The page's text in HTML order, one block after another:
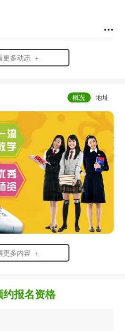
更多动态 +
更多内容 +
约报名资格